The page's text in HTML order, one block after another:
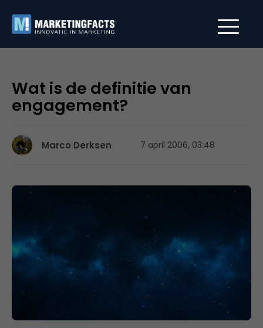
Wat is de definitie van
engagement?
Marco Derksen 7 april 2006, 03:48